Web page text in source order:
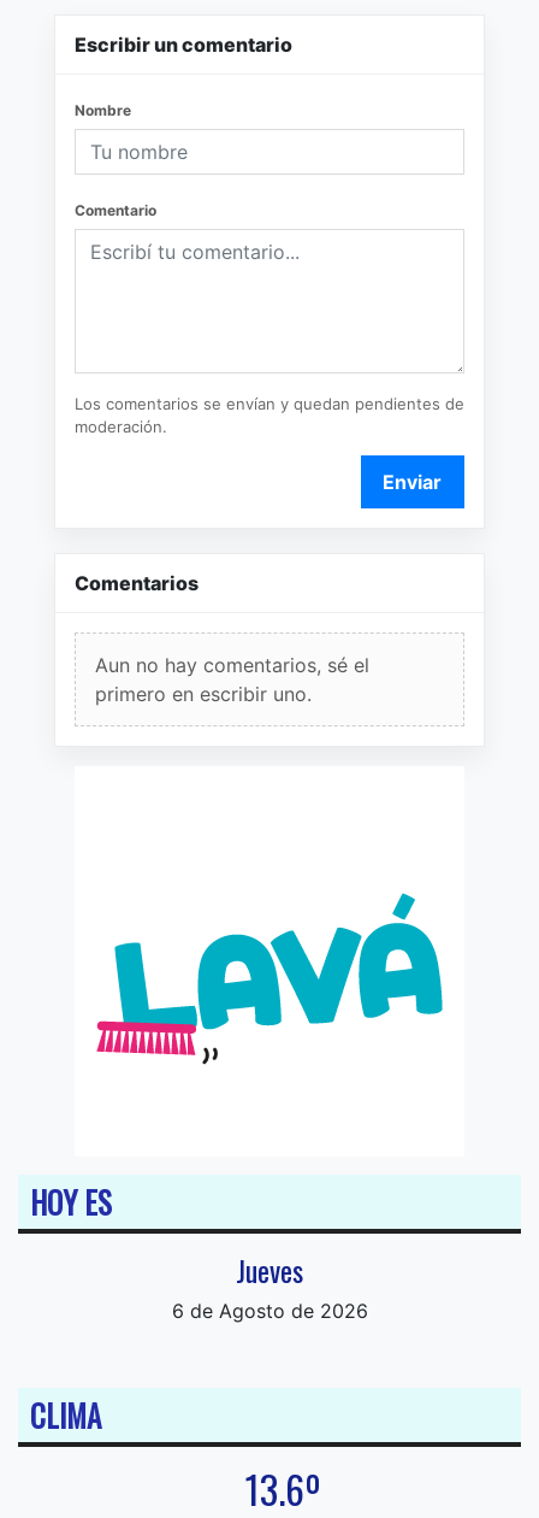
Escribir un comentario
Nombre
Comentario
Los comentarios se envían y quedan pendientes de
moderación.
Enviar
Comentarios
Aun no hay comentarios, sé el
primero en escribir uno.
HOY ES
Jueves
6 de Agosto de 2026
CLIMA
13.6º